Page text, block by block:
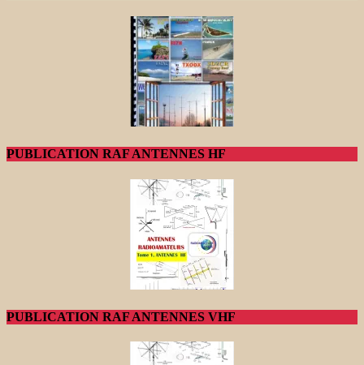
PUBLICATION RAF ANTENNES HF
PUBLICATION RAF ANTENNES VHF